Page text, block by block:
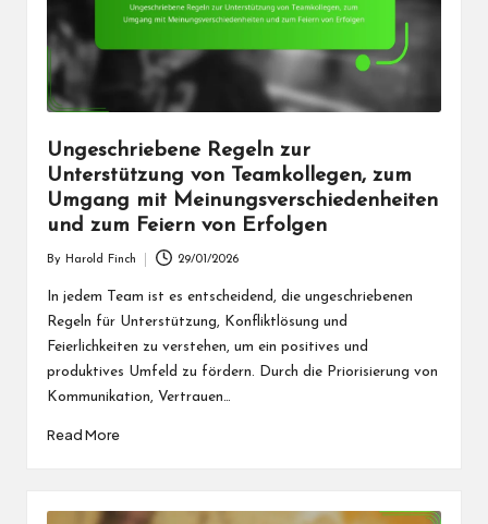
Ungeschriebene Regeln zur
Unterstützung von Teamkollegen, zum
Umgang mit Meinungsverschiedenheiten
und zum Feiern von Erfolgen
Posted
by
By Harold Finch 29/01/2026
In jedem Team ist es entscheidend, die ungeschriebenen
Regeln für Unterstützung, Konfliktlösung und
Feierlichkeiten zu verstehen, um ein positives und
produktives Umfeld zu fördern. Durch die Priorisierung von
Kommunikation, Vertrauen…
Read More